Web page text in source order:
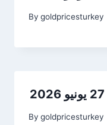
By goldpricesturkey
By goldpricesturkey